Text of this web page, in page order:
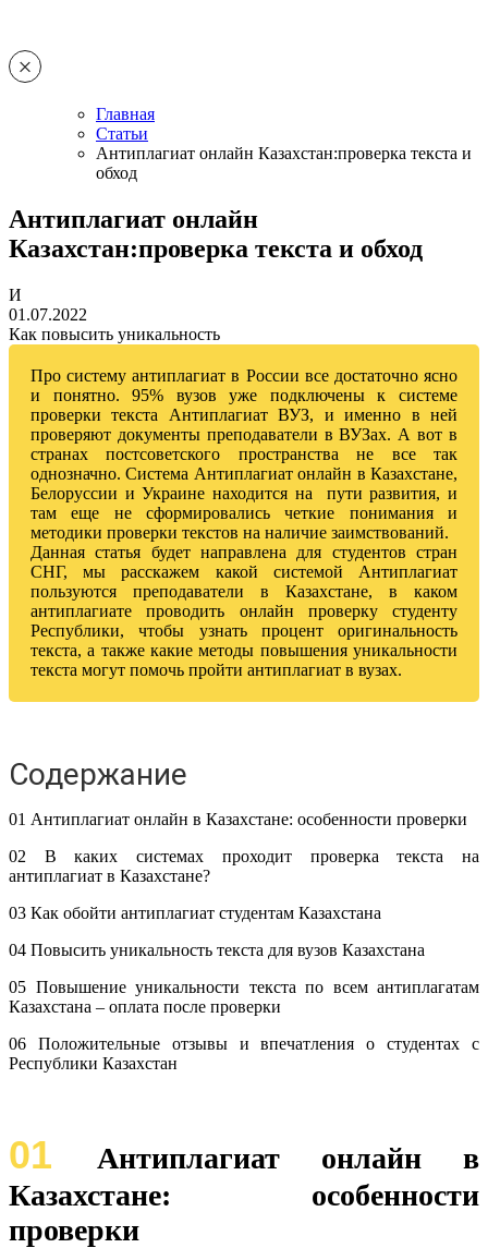
Главная
Статьи
Антиплагиат онлайн Казахстан:проверка текста и
обход
Антиплагиат онлайн
Казахстан:проверка текста и обход
И
01.07.2022
Как повысить уникальность
Про систему антиплагиат в России все достаточно ясно
и понятно. 95% вузов уже подключены к системе
проверки текста Антиплагиат ВУЗ, и именно в ней
проверяют документы преподаватели в ВУЗах. А вот в
странах постсоветского пространства не все так
однозначно. Система Антиплагиат онлайн в Казахстане,
Белоруссии и Украине находится на пути развития, и
там еще не сформировались четкие понимания и
методики проверки текстов на наличие заимствований.
Данная статья будет направлена для студентов стран
СНГ, мы расскажем какой системой Антиплагиат
пользуются преподаватели в Казахстане, в каком
антиплагиате проводить онлайн проверку студенту
Республики, чтобы узнать процент оригинальность
текста, а также какие методы повышения уникальности
текста могут помочь пройти антиплагиат в вузах.
Содержание
01 Антиплагиат онлайн в Казахстане: особенности проверки
02 В каких системах проходит проверка текста на
антиплагиат в Казахстане?
03 Как обойти антиплагиат студентам Казахстана
04 Повысить уникальность текста для вузов Казахстана
05 Повышение уникальности текста по всем антиплагатам
Казахстана – оплата после проверки
06 Положительные отзывы и впечатления о студентах с
Республики Казахстан
01
Антиплагиат онлайн в
Казахстане: особенности
проверки